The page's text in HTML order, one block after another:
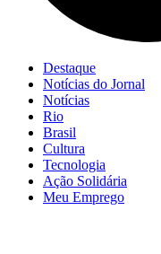
Destaque
Notícias do Jornal
Notícias
Rio
Brasil
Cultura
Tecnologia
Ação Solidária
Meu Emprego